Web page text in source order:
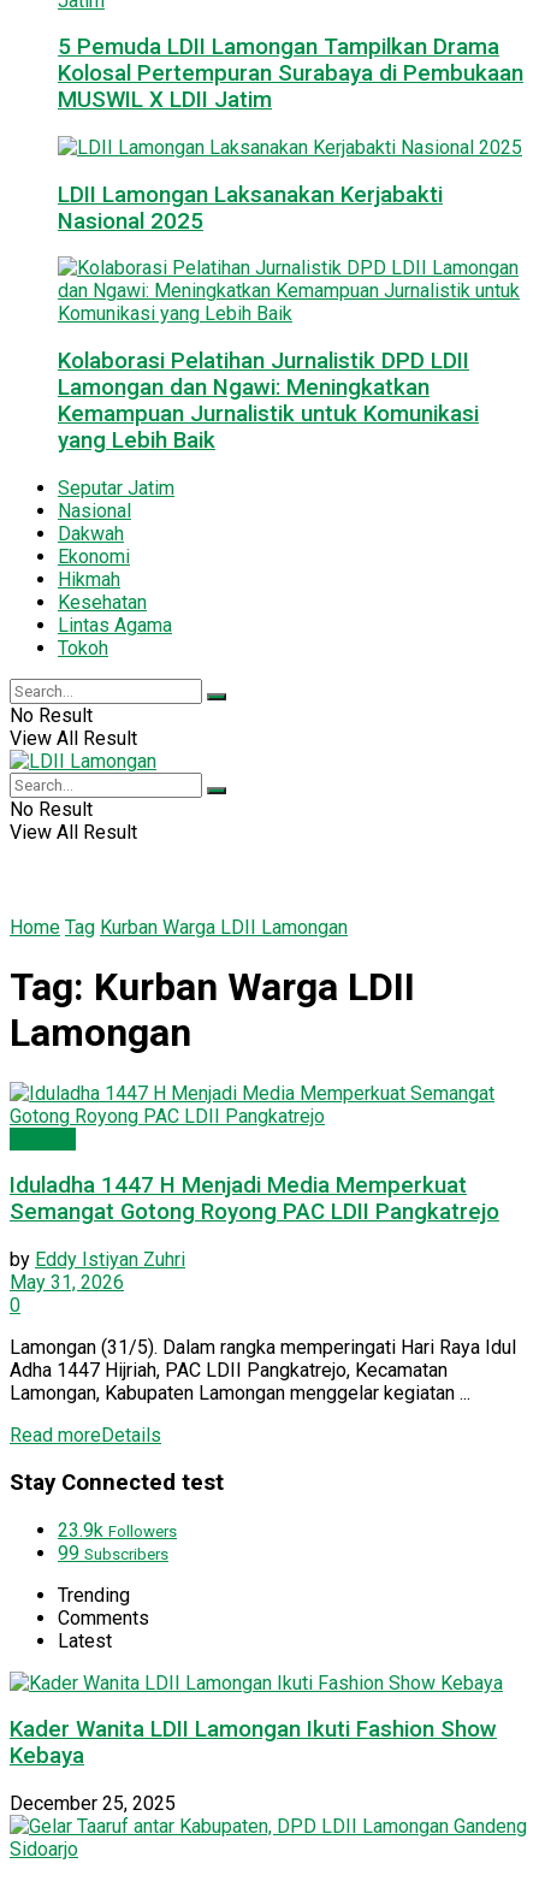
5 Pemuda LDII Lamongan Tampilkan Drama
Kolosal Pertempuran Surabaya di Pembukaan
MUSWIL X LDII Jatim
LDII Lamongan Laksanakan Kerjabakti
Nasional 2025
Kolaborasi Pelatihan Jurnalistik DPD LDII
Lamongan dan Ngawi: Meningkatkan
Kemampuan Jurnalistik untuk Komunikasi
yang Lebih Baik
Seputar Jatim
Nasional
Dakwah
Ekonomi
Hikmah
Kesehatan
Lintas Agama
Tokoh
No Result
View All Result
No Result
View All Result
Home Tag Kurban Warga LDII Lamongan
Tag: Kurban Warga LDII
Lamongan
Iduladha 1447 H Menjadi Media Memperkuat
Semangat Gotong Royong PAC LDII Pangkatrejo
by Eddy Istiyan Zuhri
May 31, 2026
0
Lamongan (31/5). Dalam rangka memperingati Hari Raya Idul
Adha 1447 Hijriah, PAC LDII Pangkatrejo, Kecamatan
Lamongan, Kabupaten Lamongan menggelar kegiatan ...
Read moreDetails
Stay Connected test
23.9k Followers
99 Subscribers
Trending
Comments
Latest
Kader Wanita LDII Lamongan Ikuti Fashion Show
Kebaya
December 25, 2025